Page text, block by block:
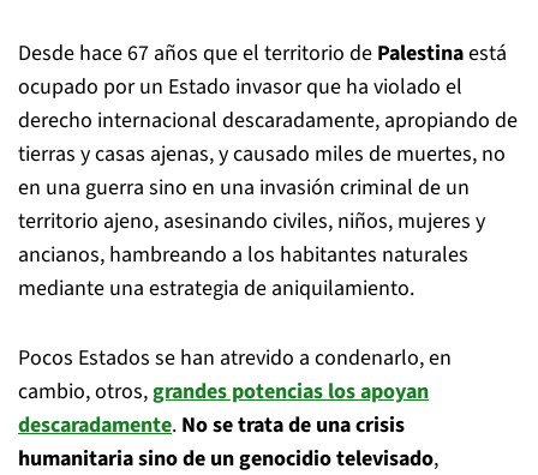
Desde hace 67 años que el territorio de Palestinaestá
ocupado por un Estado invasor que ha violado el
derecho internacional descaradamente, apropiando de
tierras y casas ajenas, y causado miles de muertes, no
en una guerra sino en una invasión criminal de un
territorio ajeno, asesinando civiles, niños, mujeres y
ancianos, hambreando a los habitantes naturales
mediante una estrategia de aniquilamiento.
Pocos Estados se han atrevido a condenarlo, en
cambio, otros, grandes potencias los apoyan
descaradamente. No se trata de una crisis
humanitaria sino de un genocidio televisado,